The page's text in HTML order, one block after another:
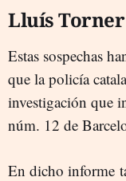
Lluís
Estas sospechas
que la policía
investigación que
núm. 12 de
En dicho informe